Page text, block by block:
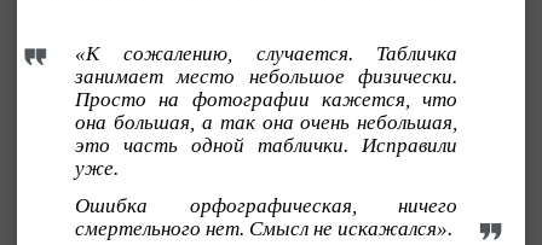
«К сожалению, случается. Табличка
занимает место небольшое физически.
Просто на фотографии кажется, что
она большая, а так она очень небольшая,
это часть одной таблички. Исправили
уже.
Ошибка орфографическая, ничего
смертельного нет. Смысл не искажался».